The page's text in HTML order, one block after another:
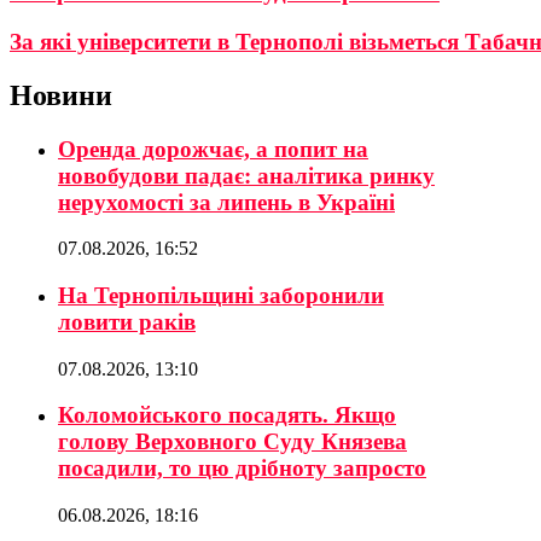
За які університети в Тернополі візьметься
Новини
Оренда дорожчає, а попит на
новобудови падає: аналітика ринку
нерухомості за липень в Україні
07.08.2026, 16:52
На Тернопільщині заборонили
ловити раків
07.08.2026, 13:10
Коломойського посадять. Якщо
голову Верховного Суду Князева
посадили, то цю дрібноту запросто
06.08.2026, 18:16